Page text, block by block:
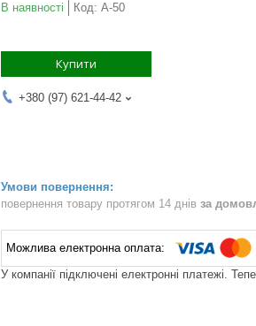
В наявності Код: А-50
Купити
+380 (97) 621-44-42
повернення товару протягом 14 днів за
У компанії підключені електронні платежі.